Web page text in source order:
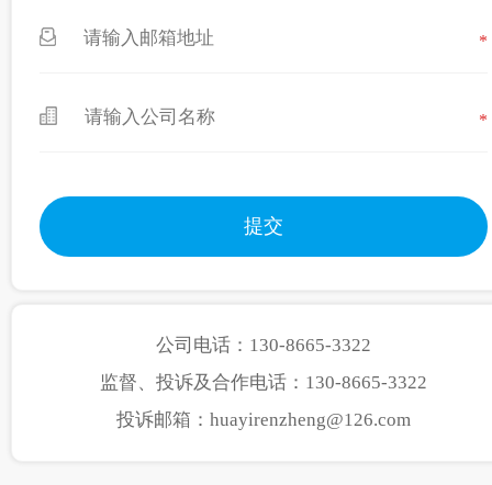
*
*
公司电话：130-8665-3322
监督、投诉及合作电话：130-8665-3322
投诉邮箱：huayirenzheng@126.com